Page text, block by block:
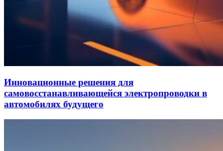
Инновационные решения для
самовосстанавливающейся электропроводки в
автомобилях будущего